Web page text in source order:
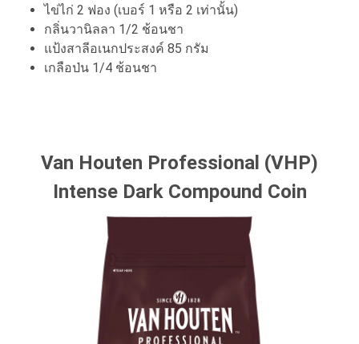
ไข่ไก่ 2 ฟอง (เบอร์ 1 หรือ 2 เท่านั้น)
กลิ่นวานิลลา 1/2 ช้อนชา
แป้งสาลีอเนกประสงค์ 85 กรัม
เกลือป่น 1/4 ช้อนชา
Van Houten Professional (VHP)
Intense Dark Compound Coin